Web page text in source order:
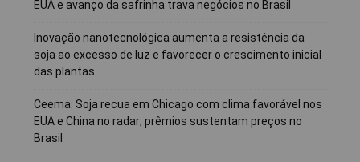
EUA e avanço da safrinha trava negócios no Brasil
Inovação nanotecnológica aumenta a resistência da
soja ao excesso de luz e favorecer o crescimento inicial
das plantas
Ceema: Soja recua em Chicago com clima favorável nos
EUA e China no radar; prêmios sustentam preços no
Brasil